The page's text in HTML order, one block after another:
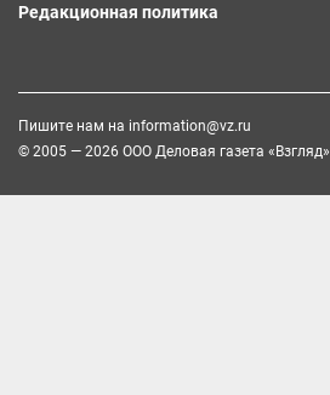
Редакционная политика
Пишите нам на information@vz.ru
© 2005 — 2026 ООО Деловая газета «Взгляд»